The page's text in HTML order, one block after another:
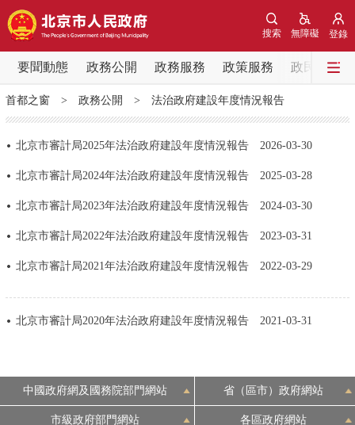
登錄
無障礙
搜索
要聞動態 政務公開 政務服務 政策服務 政民互動
要聞動態
黨中央精神 國務院資訊 中央部委動態
北京要聞 會議資訊 部門動態
各區熱點
政務公開
政策兌現 政策解讀 回應關切
決策公開 專題公開
政務服務
首都之窗> 政務公開 > 法治政府建設年度情況報告
北京市審計局2025年法治政府建設年度情況報告 2026-03-30
北京市審計局2024年法治政府建設年度情況報告 2025-03-28
北京市審計局2023年法治政府建設年度情況報告 2024-03-30
北京市審計局2022年法治政府建設年度情況報告 2023-03-31
北京市審計局2021年法治政府建設年度情況報告 2022-03-29
北京市審計局2020年法治政府建設年度情況報告 2021-03-31
中國政府網及國務院部門網站 省（區市）政府網站
市級政府部門網站 各區政府網站